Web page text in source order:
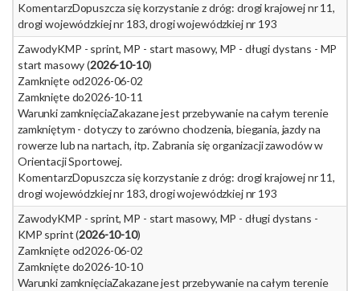
KomentarzDopuszcza się korzystanie z dróg: drogi krajowej nr 11,
drogi wojewódzkiej nr 183, drogi wojewódzkiej nr 193
ZawodyKMP - sprint, MP - start masowy, MP - długi dystans - MP
start masowy (2026-10-10)
Zamknięte od2026-06-02
Zamknięte do2026-10-11
Warunki zamknięciaZakazane jest przebywanie na całym terenie
zamkniętym - dotyczy to zarówno chodzenia, biegania, jazdy na
rowerze lub na nartach, itp. Zabrania się organizacji zawodów w
Orientacji Sportowej.
KomentarzDopuszcza się korzystanie z dróg: drogi krajowej nr 11,
drogi wojewódzkiej nr 183, drogi wojewódzkiej nr 193
ZawodyKMP - sprint, MP - start masowy, MP - długi dystans -
KMP sprint (2026-10-10)
Zamknięte od2026-06-02
Zamknięte do2026-10-10
Warunki zamknięciaZakazane jest przebywanie na całym terenie